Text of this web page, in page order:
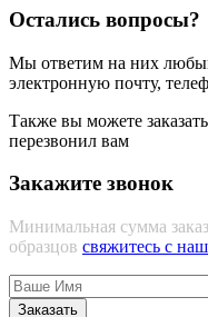
Остались вопросы?
Мы ответим на них
электронную почту,
Также вы можете
перезвонил вам
Закажите звонок
Минимальная сумма
образцов свяжитесь с